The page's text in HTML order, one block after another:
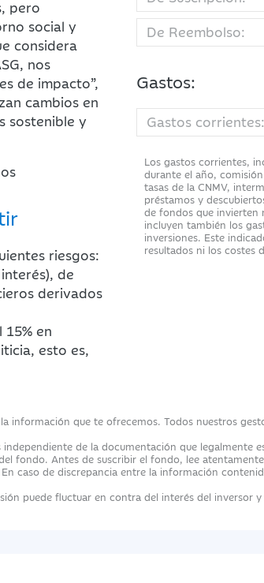
pero
social y
considera
nos
de impacto”,
cambios en
sostenible y
riesgos:
de
derivados
en
esto es,
De Reembolso:
Gastos:
Gastos corrientes:
Los gastos corrientes,
durante el año,
tasas de la CNMV,
préstamos y
de fondos que invierten
incluyen también los
inversiones. Este
resultados ni los costes
información que te ofrecemos. Todos nuestros
de la documentación que legalmente
fondo. Antes de suscribir el fondo, lee
caso de discrepancia entre la información
puede fluctuar en contra del interés del inversor